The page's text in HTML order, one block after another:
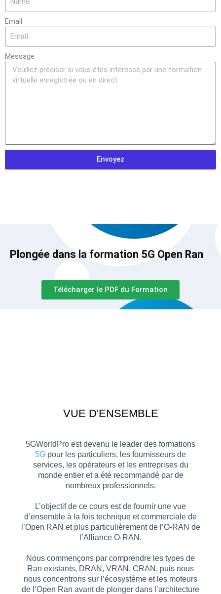
Email
Message
Envoyez
Plongée dans la formation 5G Open Ran
Télécharger le PDF du Formation
VUE D'ENSEMBLE​
5GWorldPro est devenu le leader des formations
5G pour les particuliers, les fournisseurs de
services, les opérateurs et les entreprises du
monde entier et a été recommandé par de
nombreux professionnels.
L’objectif de ce cours est de fournir une vue
d’ensemble à la fois technique et commerciale de
l’Open RAN et plus particulièrement de l’O-RAN de
l’Alliance O-RAN.
Nous commençons par comprendre les types de
Ran existants, DRAN, VRAN, CRAN, puis nous
nous concentrons sur l’écosystème et les moteurs
de l’Open Ran avant de plonger dans l’architecture